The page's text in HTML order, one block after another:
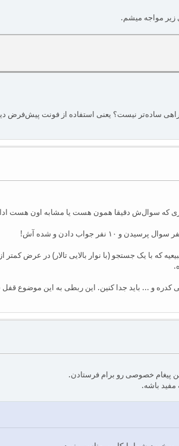
مواجه میشم.
راهی ساده‌تر نیست؟ یعنی استفاده از فونت پیش‌فرض
که سوال‌ش دقیقا همون هست یا مشابه اون هست
که با یک جستجو (با نوار بالایی تالار) در عرض
و ... باید جدا کنین. این ربطی به این موضوع قفل
پیغام خصوصی رو برام فرستادن.
مفید باشه.